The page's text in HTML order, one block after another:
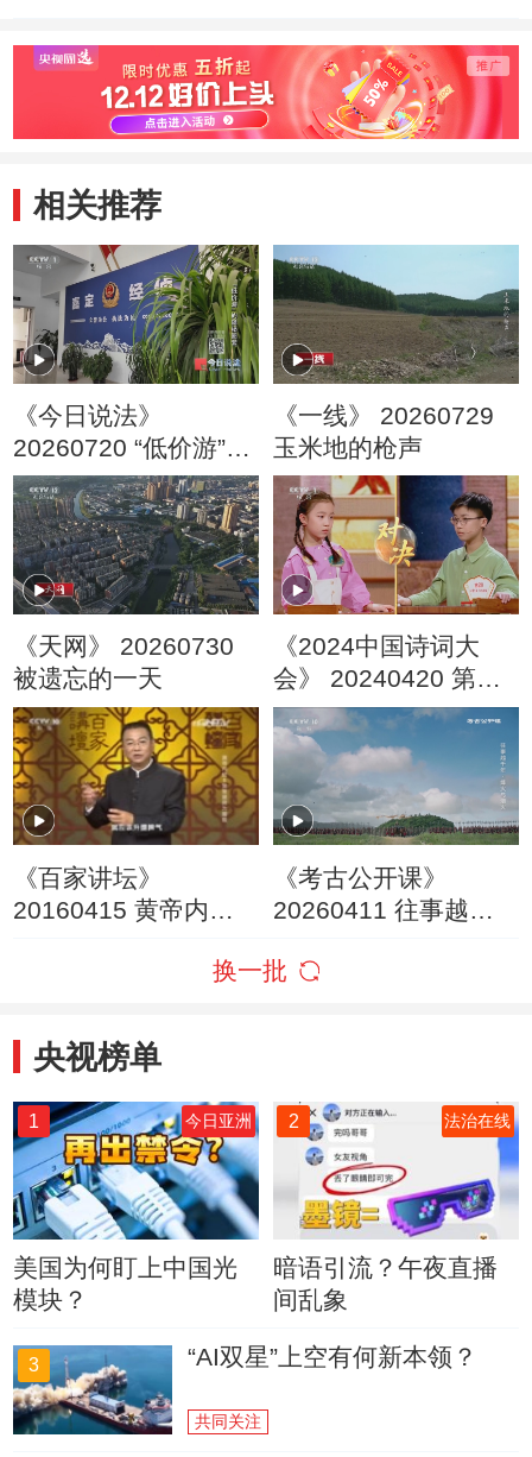
相关推荐
《今日说法》
20260720 “低价游”的
隐秘圈套
《一线》 20260729
玉米地的枪声
《天网》 20260730
被遗忘的一天
《2024中国诗词大
会》 20240420 第七
场 山河
《百家讲坛》
20160415 黄帝内经 8
《考古公开课》
20260411 往事越千
换一批
央视榜单
1 今日亚洲
美国为何盯上中国光
模块？
2 法治在线
暗语引流？午夜直播
间乱象
3 “AI双星”上空有何新本领？
共同关注